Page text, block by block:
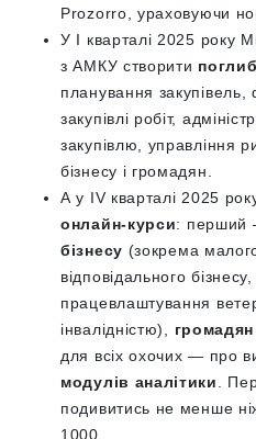
Prozorro, ураховуючи
У І кварталі 2025 року
з АМКУ створити
планування закупівель,
закупівлі робіт,
закупівлю, управління
бізнесу і громадян.
А у IV кварталі 2025
онлайн-курси: перший
бізнесу (зокрема
відповідального
працевлаштування
інвалідністю), громадян
для всіх охочих — про
модулів аналітики
.
подивитись не менше
1000.